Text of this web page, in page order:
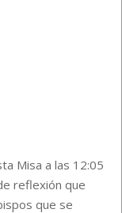
Misa a las 12:05
reflexión que
que se